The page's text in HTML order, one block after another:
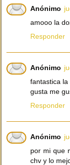
Anónimo
amooo la
Responder
Anónimo
fantastica
gusta me
Responder
Anónimo
por mi que
chv y lo